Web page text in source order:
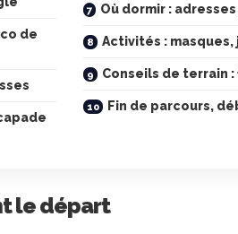
de
Où dormir :
Activités :
Conseils de terrain
Fin de parcours,
le départ